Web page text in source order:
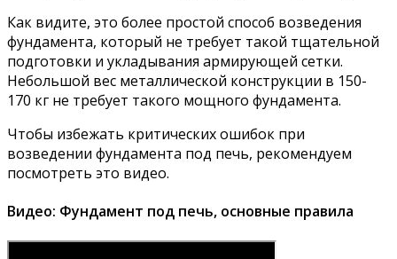
Как видите, это более простой способ возведения
фундамента, который не требует такой тщательной
подготовки и укладывания армирующей сетки.
Небольшой вес металлической конструкции в 150-
170 кг не требует такого мощного фундамента.
Чтобы избежать критических ошибок при
возведении фундамента под печь, рекомендуем
посмотреть это видео.
Видео: Фундамент под печь, основные правила